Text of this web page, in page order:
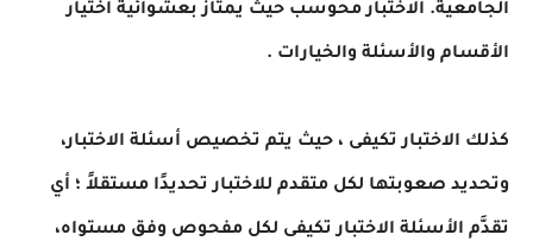
الجامعية. الاختبار محوسب حيث يمتاز بعشوائية اختيار
الأقسام والأسئلة والخيارات .
كذلك الاختبار تكيفى ، حيث يتم تخصيص أسئلة الاختبار،
وتحديد صعوبتها لكل متقدم للاختبار تحديدًا مستقلاً ؛ أي
تقدَّم الأسئلة الاختبار تكيفى لكل مفحوص وفق مستواه،